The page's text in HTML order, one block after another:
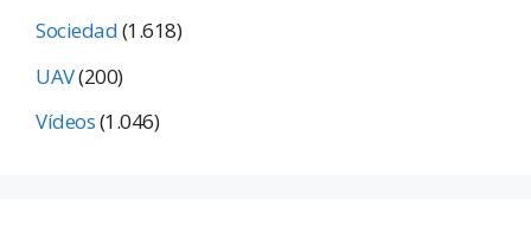
Sociedad(1.618)
UAV(200)
Vídeos(1.046)